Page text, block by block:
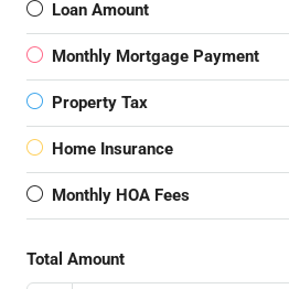
Loan Amount
Monthly Mortgage Payment
Property Tax
Home Insurance
Monthly HOA Fees
Total Amount